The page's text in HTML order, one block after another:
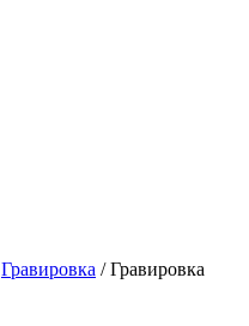
Гравировка / Гравировка